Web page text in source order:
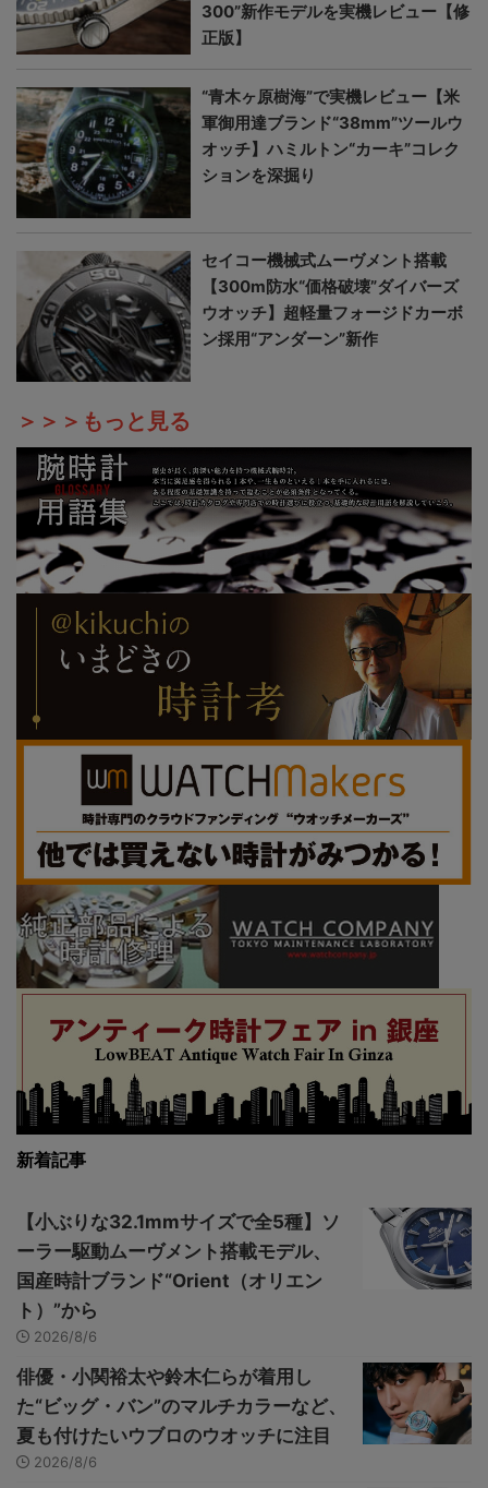
300”新作モデルを実機レビュー【修
正版】
“青木ヶ原樹海”で実機レビュー【米
軍御用達ブランド“38mm”ツールウ
オッチ】ハミルトン“カーキ”コレク
ションを深掘り
セイコー機械式ムーヴメント搭載
【300m防水“価格破壊”ダイバーズ
ウオッチ】超軽量フォージドカーボ
ン採用“アンダーン”新作
＞＞＞もっと見る
新着記事
【小ぶりな32.1mmサイズで全5種】ソ
ーラー駆動ムーヴメント搭載モデル、
国産時計ブランド“Orient（オリエン
ト）”から
2026/8/6
俳優・小関裕太や鈴木仁らが着用し
た“ビッグ・バン”のマルチカラーなど、
夏も付けたいウブロのウオッチに注目
2026/8/6